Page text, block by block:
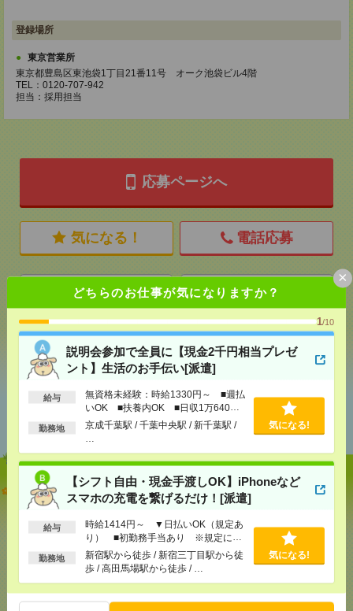
どちらのお仕事が気になりますか？
1/10
説明会参加で全員に【現金2千円相当プレゼ
ント】生活のお手伝い[派遣]
給与
無資格未経験：時給1330円～ ■週払
いOK ■扶養内OK ■日収1万640円
以上
勤務地
京成千葉駅 / 千葉中央駅 / 新千葉駅 /
気になる!
【シフト自由・現金手渡しOK】iPhoneなど
スマホの充電を繋げるだけ！[派遣]
給与
時給1414円～ ▼日払いOK（規定あ
り） ■初勤務手当あり ※規定によ
る
勤務地
新宿駅から徒歩 / 新宿三丁目駅から徒
歩 / 高田馬場駅から徒歩 / …
気になる!
×
登録場所
東京営業所
東京都豊島区東池袋1丁目21番11号 オーク池袋ビル4階
TEL：0120-707-942
担当：採用担当
応募ページへ
気になる！ 電話応募
メール で送る LINEで送る
シェア ツイート ブックマーク
あなたの閲覧履歴からの
おすすめ
説明会参加で全員に【現金2千円相当プレゼント】生
活のお手伝い[派遣]
[給 与]無資格未経験：時給1330円～ ■週払い
OK ■扶養内OK ■日収1万640円以上
[交通費]交通費全額支給
気になる！